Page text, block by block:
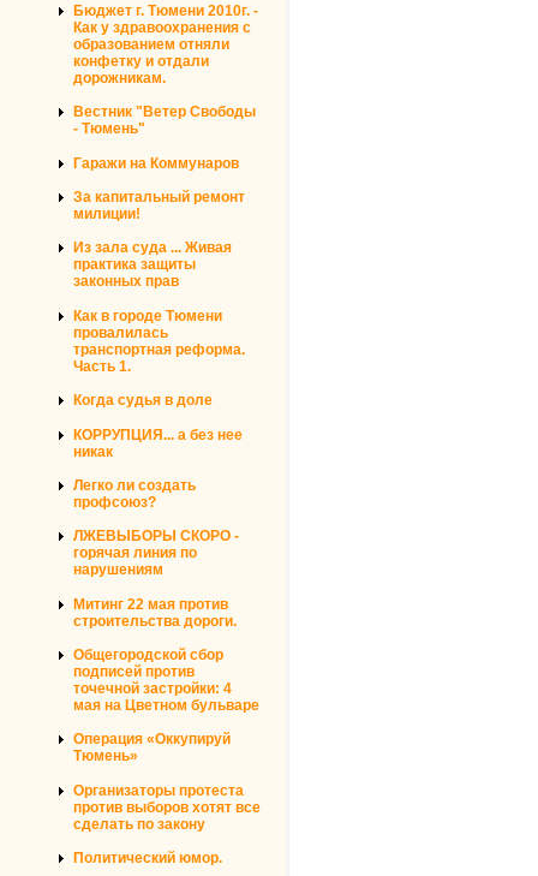
Бюджет г. Тюмени 2010г. -
Как у здравоохранения с
образованием отняли
конфетку и отдали
дорожникам.
Вестник "Ветер Свободы
- Тюмень"
Гаражи на Коммунаров
За капитальный ремонт
милиции!
Из зала суда ... Живая
практика защиты
законных прав
Как в городе Тюмени
провалилась
транспортная реформа.
Часть 1.
Когда судья в доле
КОРРУПЦИЯ... а без нее
никак
Легко ли создать
профсоюз?
ЛЖЕВЫБОРЫ СКОРО -
горячая линия по
нарушениям
Митинг 22 мая против
строительства дороги.
Общегородской сбор
подписей против
точечной застройки: 4
мая на Цветном бульваре
Операция «Оккупируй
Тюмень»
Организаторы протеста
против выборов хотят все
сделать по закону
Политический юмор.